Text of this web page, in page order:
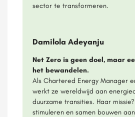
sector te transformeren.
Damilola Adeyanju
Net Zero is geen doel, maar
het bewandelen.
Als Chartered Energy Manager
werkt ze wereldwijd aan
duurzame transities. Haar
stimuleren en samen bouwen